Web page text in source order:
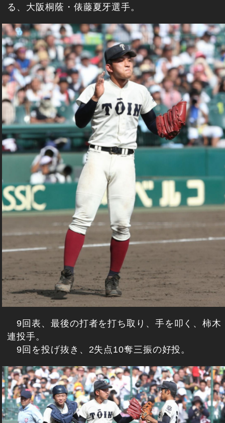
る、大阪桐蔭・俵藤夏牙選手。
9回表、最後の打者を打ち取り、手を叩く、柿木
連投手。
9回を投げ抜き、2失点10奪三振の好投。